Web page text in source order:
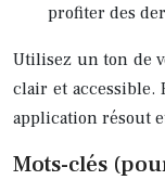
profiter des
Utilisez un ton de
clair et accessible.
application résout
Mots-clés